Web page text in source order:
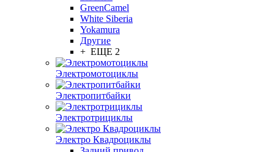
GreenCamel
White Siberia
Yokamura
Другие
+ ЕЩЕ 2
Электромотоциклы
Электропитбайки
Электротрициклы
Электро Квадроциклы